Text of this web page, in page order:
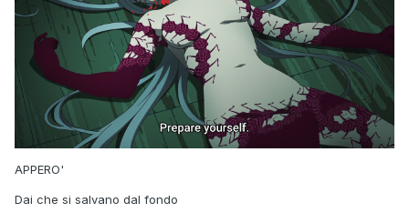
APPERO'
Dai che si salvano dal fondo